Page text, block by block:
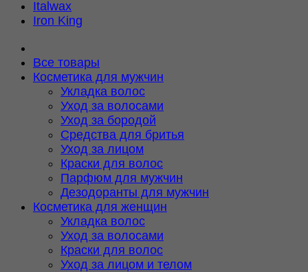
Italwax
Iron King
Все товары
Косметика для мужчин
Укладка волос
Уход за волосами
Уход за бородой
Средства для бритья
Уход за лицом
Краски для волос
Парфюм для мужчин
Дезодоранты для мужчин
Косметика для женщин
Укладка волос
Уход за волосами
Краски для волос
Уход за лицом и телом